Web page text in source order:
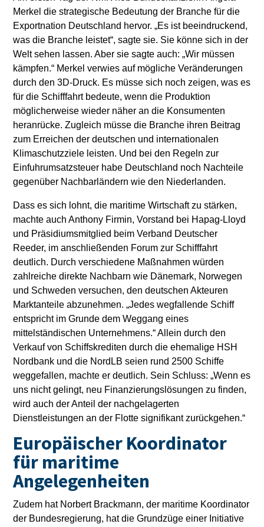
Merkel die strategische Bedeutung der Branche für die
Exportnation Deutschland hervor. „Es ist beeindruckend,
was die Branche leistet“, sagte sie. Sie könne sich in der
Welt sehen lassen. Aber sie sagte auch: „Wir müssen
kämpfen.“ Merkel verwies auf mögliche Veränderungen
durch den 3D-Druck. Es müsse sich noch zeigen, was es
für die Schifffahrt bedeute, wenn die Produktion
möglicherweise wieder näher an die Konsumenten
heranrücke. Zugleich müsse die Branche ihren Beitrag
zum Erreichen der deutschen und internationalen
Klimaschutzziele leisten. Und bei den Regeln zur
Einfuhrumsatzsteuer habe Deutschland noch Nachteile
gegenüber Nachbarländern wie den Niederlanden.
Dass es sich lohnt, die maritime Wirtschaft zu stärken,
machte auch Anthony Firmin, Vorstand bei Hapag-Lloyd
und Präsidiumsmitglied beim Verband Deutscher
Reeder, im anschließenden Forum zur Schifffahrt
deutlich. Durch verschiedene Maßnahmen würden
zahlreiche direkte Nachbarn wie Dänemark, Norwegen
und Schweden versuchen, den deutschen Akteuren
Marktanteile abzunehmen. „Jedes wegfallende Schiff
entspricht im Grunde dem Weggang eines
mittelständischen Unternehmens.“ Allein durch den
Verkauf von Schiffskrediten durch die ehemalige HSH
Nordbank und die NordLB seien rund 2500 Schiffe
weggefallen, machte er deutlich. Sein Schluss: „Wenn es
uns nicht gelingt, neu Finanzierungslösungen zu finden,
wird auch der Anteil der nachgelagerten
Dienstleistungen an der Flotte signifikant zurückgehen.“
Europäischer Koordinator
für maritime
Angelegenheiten
Zudem hat Norbert Brackmann, der maritime Koordinator
der Bundesregierung, hat die Grundzüge einer Initiative